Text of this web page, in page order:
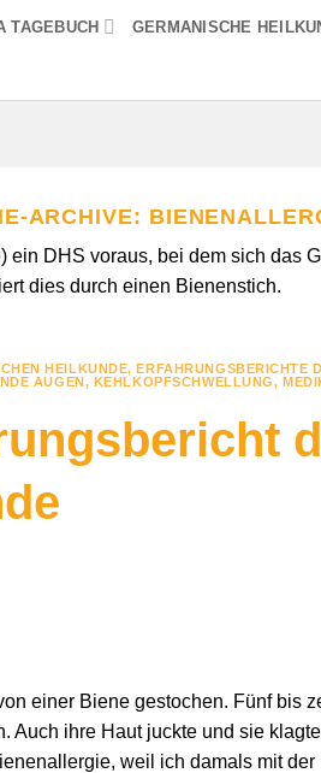
TAGEBUCH GERMANISCHE
ARCHIVE:
DHS voraus, bei dem sich das
dies durch einen Bienenstich.
HEILKUNDE,ERFAHRUNGSBERICHTE
AUGEN, KEHLKOPFSCHWELLUNG,
einer Biene gestochen. Fünf bis
Auch ihre Haut juckte und sie
weil ich damals mit der